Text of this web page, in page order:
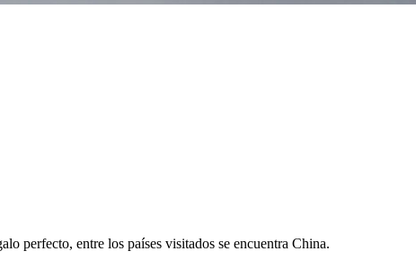
perfecto, entre los países visitados se encuentra China.